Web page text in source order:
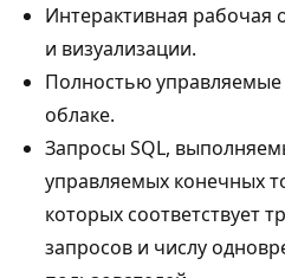
Интерактивная рабочая
и визуализации.
Полностью управляемые
облаке.
Запросы SQL,
управляемых конечных
которых соответствует
запросов и числу